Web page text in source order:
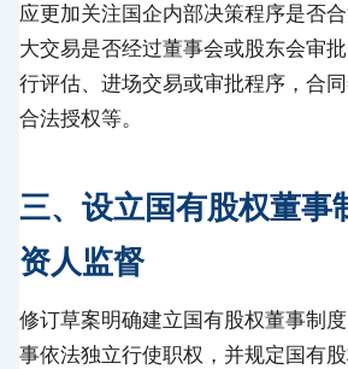
应更加关注国企内部决策程序是否
大交易是否经过董事会或股东会审
行评估、进场交易或审批程序，合
合法授权等。
三、设立国有股权董事
资人监督
修订草案明确建立国有股权董事制
事依法独立行使职权，并规定国有